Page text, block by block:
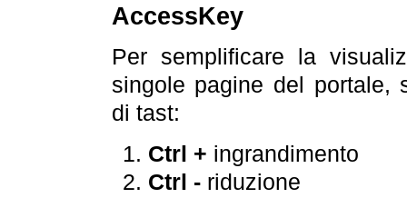
AccessKey
Per semplificare la
singole pagine del portale,
di tast:
Ctrl + ingrandimento
Ctrl -riduzione